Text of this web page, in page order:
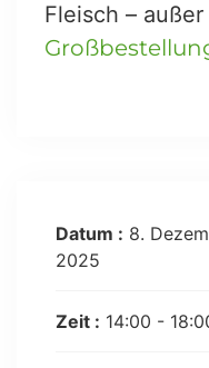
Fleisch – außer
Datum : 8.
2025
Zeit : 14:00 -